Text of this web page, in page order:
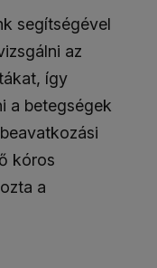
segítségével
az
így
a betegségek
kóros
a